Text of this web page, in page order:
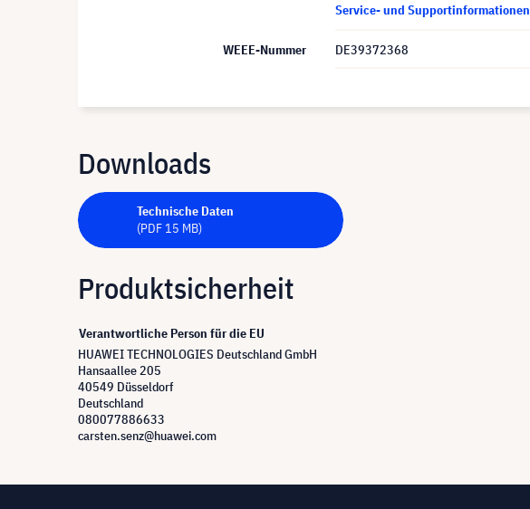
Service- und Supportinformationen
WEEE-Nummer DE39372368
Downloads
Technische Daten
(PDF 15 MB)
Produktsicherheit
Verantwortliche Person für die EU
HUAWEI TECHNOLOGIES Deutschland GmbH
Hansaallee 205
40549 Düsseldorf
Deutschland
080077886633
carsten.senz@huawei.com